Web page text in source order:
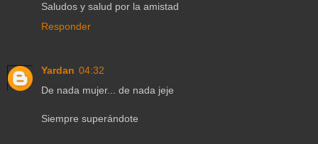
Saludos y salud por la amistad
Responder
Yardan 04:32
De nada mujer... de nada jeje
Siempre superándote